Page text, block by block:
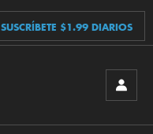
SUSCRÍBETE $1.99 DIARIOS